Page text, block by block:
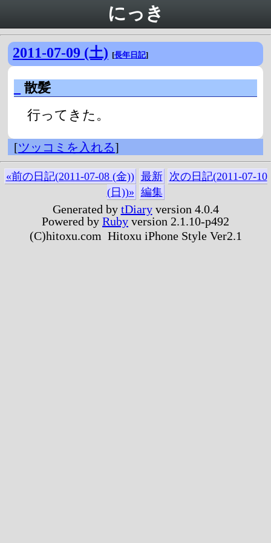
にっき
2011-07-09 (土) [長年日記]
散髪
行ってきた。
[ツッコミを入れる]
«前の日記(2011-07-08 (金)) 最新
次の日記(2011-07-10
(日))» 編集
Generated by tDiaryversion 4.0.4
Powered by Ruby version 2.1.10-p492